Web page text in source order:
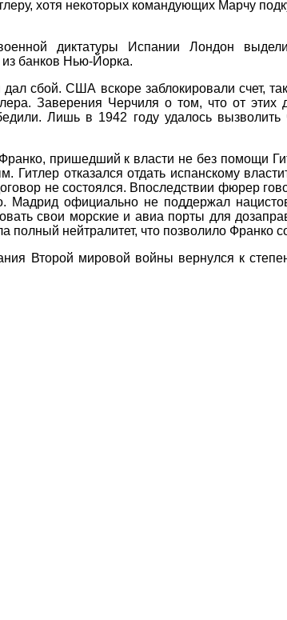
хотя некоторых командующих Марчу
диктатуры Испании Лондон
банков Нью-Йорка.
сбой. США вскоре заблокировали счет,
Заверения Черчиля о том, что от этих
Лишь в 1942 году удалось
пришедший к власти не без помощи
Гитлер отказался отдать испанскому
не состоялся. Впоследствии фюрер
Мадрид официально не поддержал
свои морские и авиа порты для
полный нейтралитет, что позволило Франко
Второй мировой войны вернулся к